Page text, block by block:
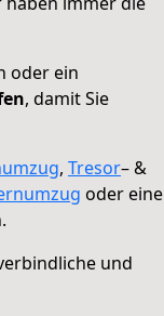
oder ein
, damit Sie
, Tresor– &
oder eine
und